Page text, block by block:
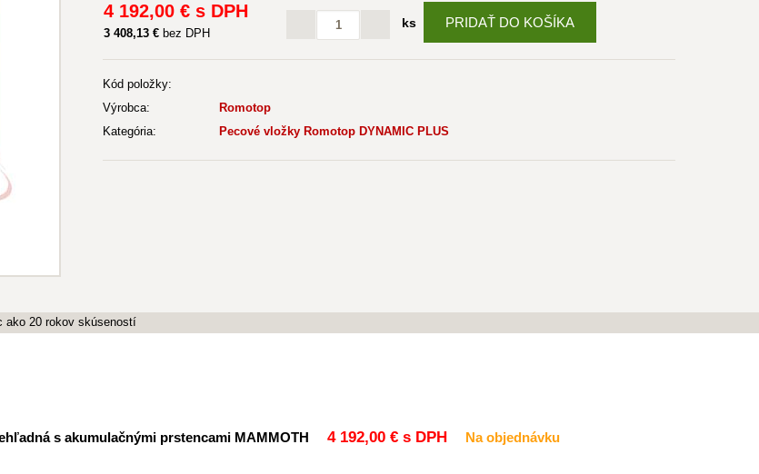
4 192,00 € s DPH
3 408,13 € bez DPH
ks PRIDAŤ DO KOŠÍKA
Kód položky:
Výrobca:
Romotop
Kategória:
Pecové vložky Romotop DYNAMIC PLUS
s akumulačnými prstencami MAMMOTH 4 192,00 € s DPH Na objednávku